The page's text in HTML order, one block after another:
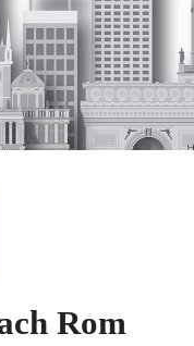
Rom